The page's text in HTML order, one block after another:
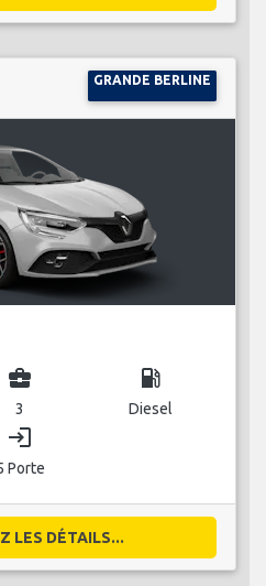
GRANDE BERLINE
business_center
3
local_gas_station
Diesel
login
Porte
LES DÉTAILS...